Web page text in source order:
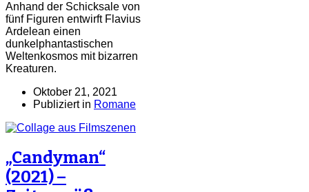
Anhand der Schicksale von
fünf Figuren entwirft Flavius
Ardelean einen
dunkelphantastischen
Weltenkosmos mit bizarren
Kreaturen.
Oktober 21, 2021
Publiziert in Romane
„Candyman“
(2021) –